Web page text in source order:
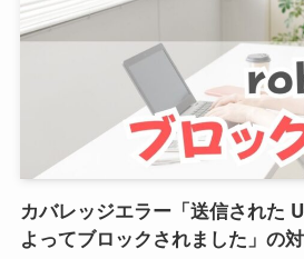
カバレッジエラー「送信された
よってブロックされました」の